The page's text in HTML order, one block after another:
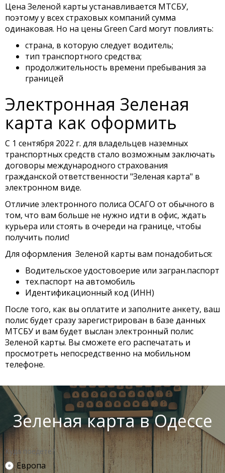
Цена Зеленой карты устанавливается МТСБУ,
поэтому у всех страховых компаний сумма
одинаковая. Но на цены Green Card могут повлиять:
страна, в которую следует водитель;
тип транспортного средства;
продолжительность времени пребывания за
границей
Электронная Зеленая
карта как оформить
С 1 сентября 2022 г. для владельцев наземных
транспортных средств стало возможным заключать
договоры международного страхования
гражданской ответственности "Зеленая карта" в
электронном виде.
Отличие электронного полиса ОСАГО от обычного в
том, что вам больше не нужно идти в офис, ждать
курьера или стоять в очереди на границе, чтобы
получить полис!
Для оформления Зеленой карты вам понадобиться:
Водительское удостовоерие или загран.паспорт
тех.паспорт на автомобиль
Идентификационный код (ИНН)
После того, как вы оплатите и заполните анкету, ваш
полис будет сразу зарегистрирован в базе данных
МТСБУ и вам будет выслан электронный полис
Зеленой карты. Вы сможете его распечатать и
просмотреть непосредственно на мобильном
телефоне.
Зеленая карта в Одессе
Куда поедете?
Европа